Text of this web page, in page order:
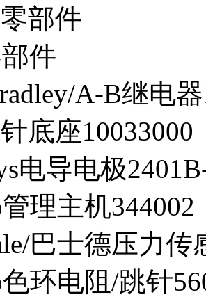
部件
件
A-B继电
底座10033000
电导电极
理主机344002
巴士德压力传
环电阻/跳针